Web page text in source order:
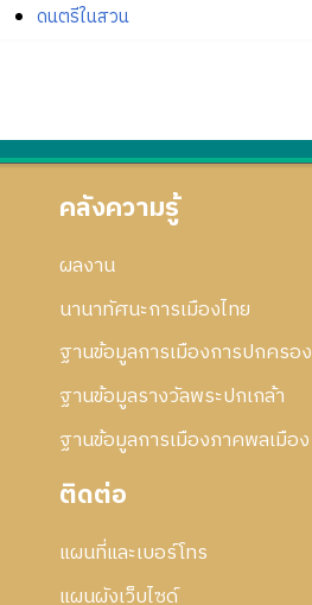
ดนตรีในสวน
คลังความรู้
ผลงาน
นานาทัศนะการเมืองไทย
ฐานข้อมูลการเมืองการปกครอง
ฐานข้อมูลรางวัลพระปกเกล้า
ฐานข้อมูลการเมืองภาคพลเมือง
ติดต่อ
แผนที่และเบอร์โทร
แผนผังเว็บไซด์